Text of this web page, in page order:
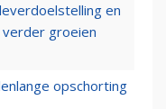
en
groeien
opschorting